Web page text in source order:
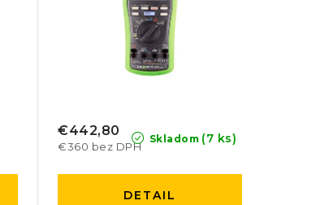
Skladom (7 ks)
€360 bez DPH
€442,80
DETAIL